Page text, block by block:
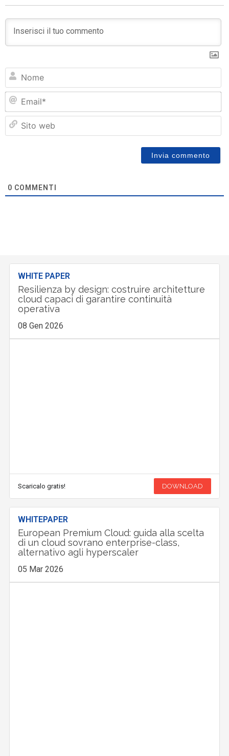
0 COMMENTI
WHITE PAPER
Resilienza by design: costruire architetture
cloud capaci di garantire continuità
operativa
08 Gen 2026
Scaricalo gratis! DOWNLOAD
WHITEPAPER
European Premium Cloud: guida alla scelta
di un cloud sovrano enterprise-class,
alternativo agli hyperscaler
05 Mar 2026